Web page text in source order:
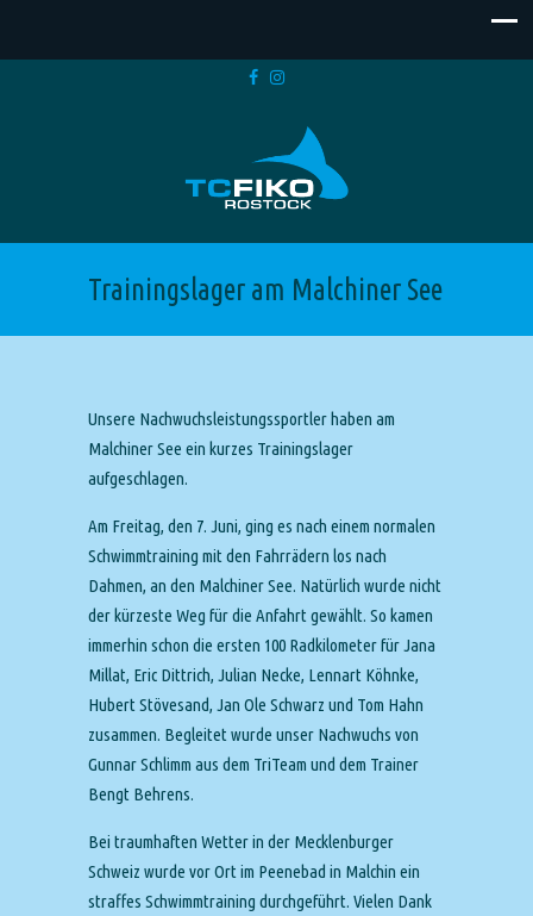
Trainingslager am Malchiner See
Unsere Nachwuchsleistungssportler haben am
Malchiner See ein kurzes Trainingslager
aufgeschlagen.
Am Freitag, den 7. Juni, ging es nach einem normalen
Schwimmtraining mit den Fahrrädern los nach
Dahmen, an den Malchiner See. Natürlich wurde nicht
der kürzeste Weg für die Anfahrt gewählt. So kamen
immerhin schon die ersten 100 Radkilometer für Jana
Millat, Eric Dittrich, Julian Necke, Lennart Köhnke,
Hubert Stövesand, Jan Ole Schwarz und Tom Hahn
zusammen. Begleitet wurde unser Nachwuchs von
Gunnar Schlimm aus dem TriTeam und dem Trainer
Bengt Behrens.
Bei traumhaften Wetter in der Mecklenburger
Schweiz wurde vor Ort im Peenebad in Malchin ein
straffes Schwimmtraining durchgeführt. Vielen Dank